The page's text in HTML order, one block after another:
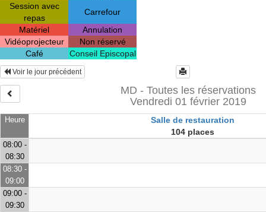
Session avec
repas
Carrefour
Matériel
Annulation
Vidéoprojecteur
Non réservé
Café
Conseil Episcopal
Heure
Salle de restauration
104 places
Voir le jour précédent
MD - Toutes les réservations
Vendredi 01 février 2019
08:00 -
08:30
08:30 -
09:00
09:00 -
09:30